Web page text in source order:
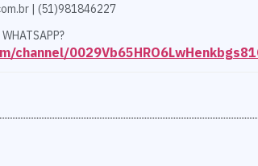
| (51)981846227
channel/